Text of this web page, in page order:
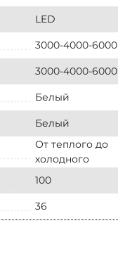
LED
3000-4000-6000
3000-4000-6000
Белый
Белый
От теплого до
холодного
100
36